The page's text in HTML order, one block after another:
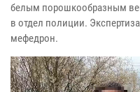
белым порошкообразным
в отдел полиции.
мефедрон.